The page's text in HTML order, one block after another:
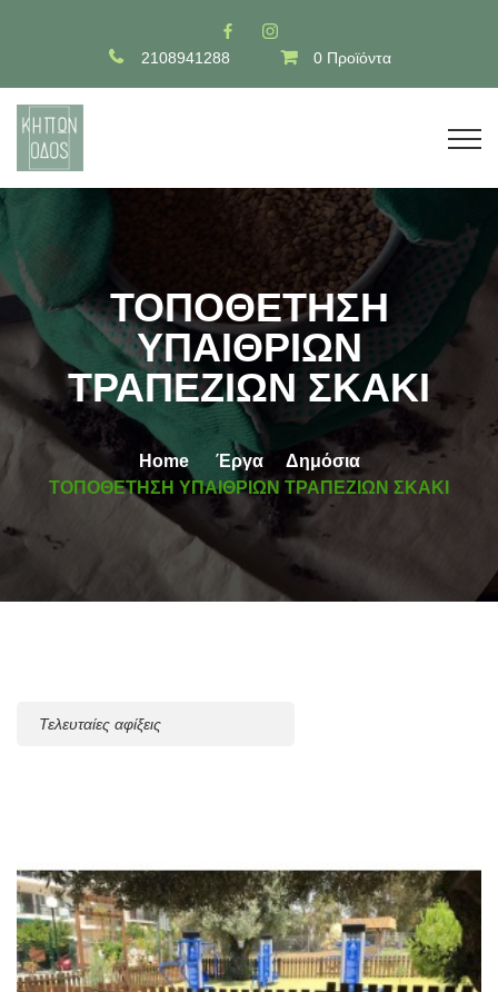
2108941288 0 Προϊόντα
ΤΟΠΟΘΕΤΗΣΗ
ΥΠΑΙΘΡΙΩΝ
ΤΡΑΠΕΖΙΩΝ ΣΚΑΚΙ
Home Έργα
Δημόσια
ΤΟΠΟΘΕΤΗΣΗ ΥΠΑΙΘΡΙΩΝ ΤΡΑΠΕΖΙΩΝ ΣΚΑΚΙ